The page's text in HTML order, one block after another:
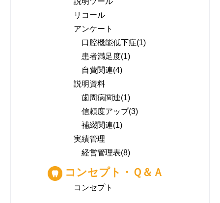
リコール
アンケート
口腔機能低下症(1)
患者満足度(1)
自費関連(4)
説明資料
歯周病関連(1)
信頼度アップ(3)
補綴関連(1)
実績管理
経営管理表(8)
コンセプト・Ｑ＆Ａ
コンセプト